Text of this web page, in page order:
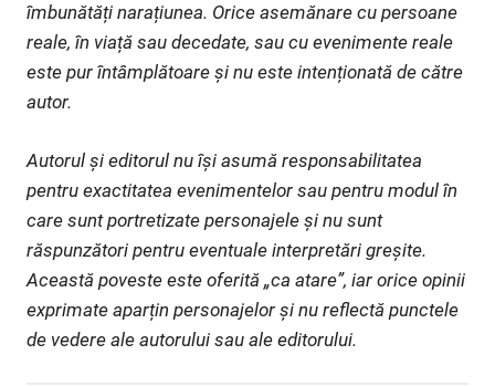
îmbunătăți narațiunea. Orice asemănare cu persoane
reale, în viață sau decedate, sau cu evenimente reale
este pur întâmplătoare și nu este intenționată de către
autor.
Autorul și editorul nu își asumă responsabilitatea
pentru exactitatea evenimentelor sau pentru modul în
care sunt portretizate personajele și nu sunt
răspunzători pentru eventuale interpretări greșite.
Această poveste este oferită „ca atare”, iar orice opinii
exprimate aparțin personajelor și nu reflectă punctele
de vedere ale autorului sau ale editorului.